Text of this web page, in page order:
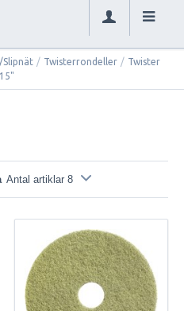
Slipnät / Twisterrondeller / Twister
15"
Antal artiklar 8